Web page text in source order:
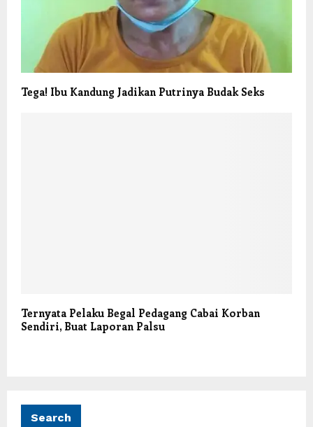
Tega! Ibu Kandung Jadikan Putrinya Budak Seks
Ternyata Pelaku Begal Pedagang Cabai Korban
Sendiri, Buat Laporan Palsu
Search